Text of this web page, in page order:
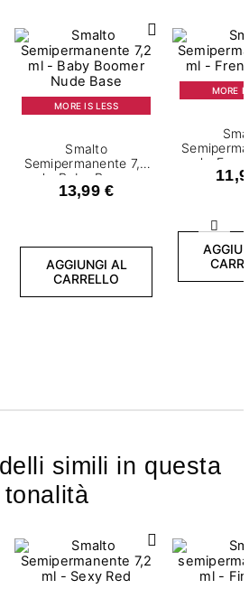
MORE IS LESS
Smalto
Semipermanente 7,2
ml - Baby Boomer
Nude Base
13,99 €
AGGIUNGI AL
CARRELLO
MORE
ml -
simili in questa
tonalità